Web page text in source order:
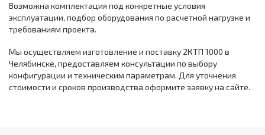
Возможна комплектация под конкретные условия
эксплуатации, подбор оборудования по расчетной нагрузке и
требованиям проекта.
Мы осуществляем изготовление и поставку 2КТП 1000 в
Челябинске, предоставляем консультации по выбору
конфигурации и техническим параметрам. Для уточнения
стоимости и сроков производства оформите заявку на сайте.